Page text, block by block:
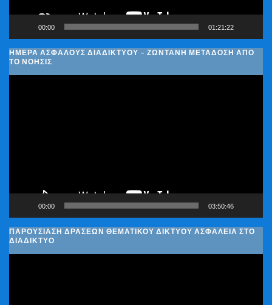
00:00 01:21:22
ΗΜΈΡΑ ΑΣΦΑΛΟΎΣ ΔΙΑΔΙΚΤΎΟΥ – ΖΩΝΤΑΝΉ ΜΕΤΆΔΟΣΗ ΑΠΌ
ΤΟ ΝΟΗΣΙΣ
00:00 03:50:46
ΠΑΡΟΥΣΊΑΣΗ ΔΡΆΣΕΩΝ ΘΕΜΑΤΙΚΟΎ ΔΙΚΤΎΟΥ ΑΣΦΆΛΕΙΑ ΣΤΟ
ΔΙΑΔΊΚΤΥΟ